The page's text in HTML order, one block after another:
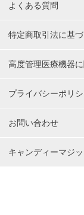
よくある質問
特定商取引法に基
高度管理医療機器
プライバシーポリ
お問い合わせ
キャンディーマジ